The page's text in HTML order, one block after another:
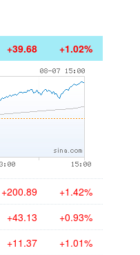
+39.68 +1.02%
+200.89 +1.42%
+43.13 +0.93%
+11.37 +1.01%